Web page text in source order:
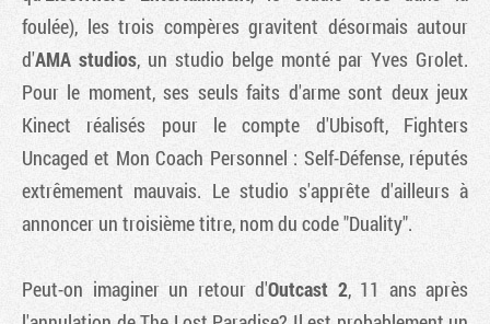
foulée), les trois compères gravitent désormais autour
d'AMA studios, un studio belge monté par Yves Grolet.
Pour le moment, ses seuls faits d'arme sont deux jeux
Kinect réalisés pour le compte d'Ubisoft, Fighters
Uncaged et Mon Coach Personnel : Self-Défense, réputés
extrêmement mauvais. Le studio s'apprête d'ailleurs à
annoncer un troisième titre, nom du code "Duality".
Peut-on imaginer un retour d'Outcast 2, 11 ans après